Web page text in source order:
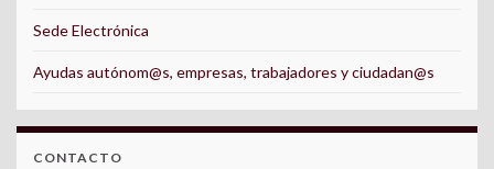
Sede Electrónica
Ayudas autónom@s, empresas, trabajadores y ciudadan@s
CONTACTO